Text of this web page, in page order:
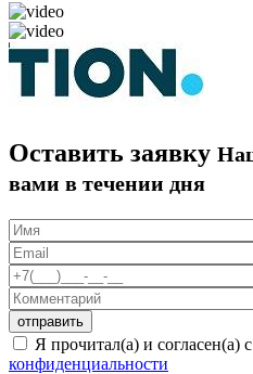
Оставить заявку
вами в течении дня
Я прочитал(а) и согласен(а) с
конфиденциальности